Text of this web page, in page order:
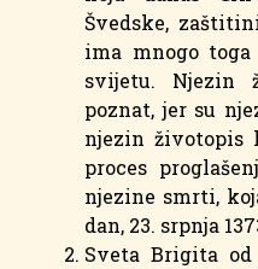
Švedske,
ima mnogo
svijetu. Njezin
poznat, jer su
njezin životopis
proces
njezine smrti,
dan, 23. srpnja
Sveta Brigita od